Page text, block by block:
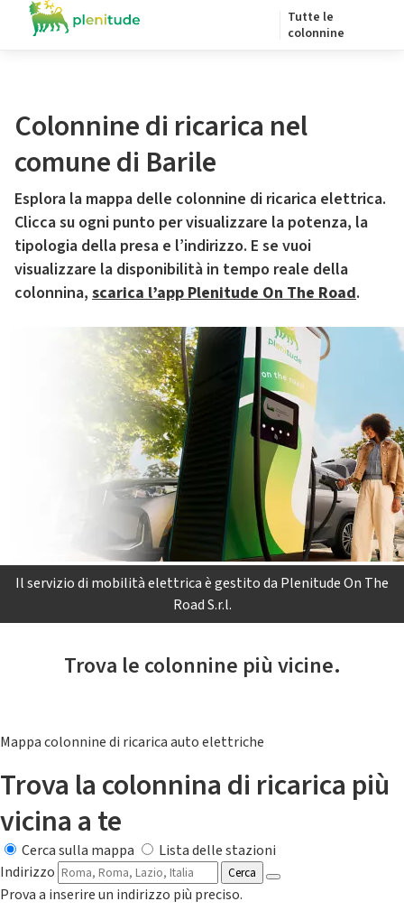
Tutte le
colonnine
Colonnine di ricarica nel
comune di Barile
Esplora la mappa delle colonnine di ricarica elettrica.
Clicca su ogni punto per visualizzare la potenza, la
tipologia della presa e l’indirizzo. E se vuoi
visualizzare la disponibilità in tempo reale della
colonnina, scarica l’app Plenitude On The Road.
Il servizio di mobilità elettrica è gestito da Plenitude On The
Road S.r.l.
Trova le colonnine più vicine.
Mappa colonnine di ricarica auto elettriche
Trova la colonnina di ricarica più
vicina a te
Cerca sulla mappa
Lista delle stazioni
Indirizzo
Cerca
Prova a inserire un indirizzo più preciso.